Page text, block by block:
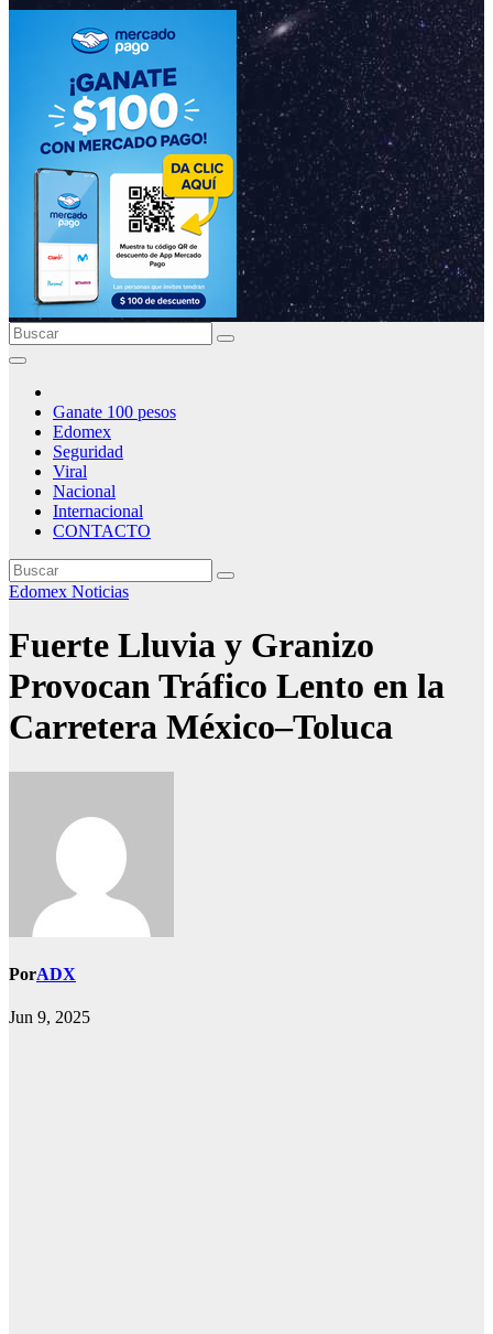
Ganate 100 pesos
Edomex
Seguridad
Viral
Nacional
Internacional
CONTACTO
Edomex Noticias
Fuerte Lluvia y Granizo
Provocan Tráfico Lento en la
Carretera México–Toluca
PorADX
Jun 9, 2025